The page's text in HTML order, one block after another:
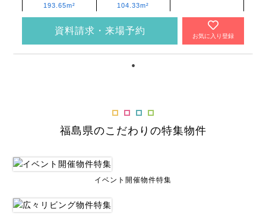
193.65m²
104.33m²
資料請求・来場予約
お気に入り登録
福島県のこだわりの特集物件
イベント開催物件特集